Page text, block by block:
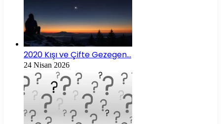
2020 Kışı ve Çifte Gezegen…
24 Nisan 2026